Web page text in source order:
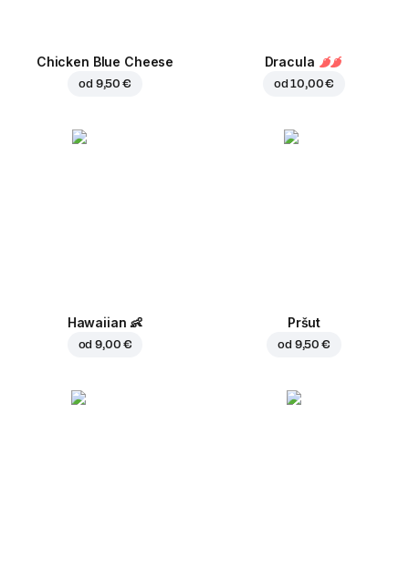
Chicken Blue Cheese
od 9,50 €
Dracula
od10,00 €
Hawaiian 👶
od9,00 €
Pršut
od 9,50 €